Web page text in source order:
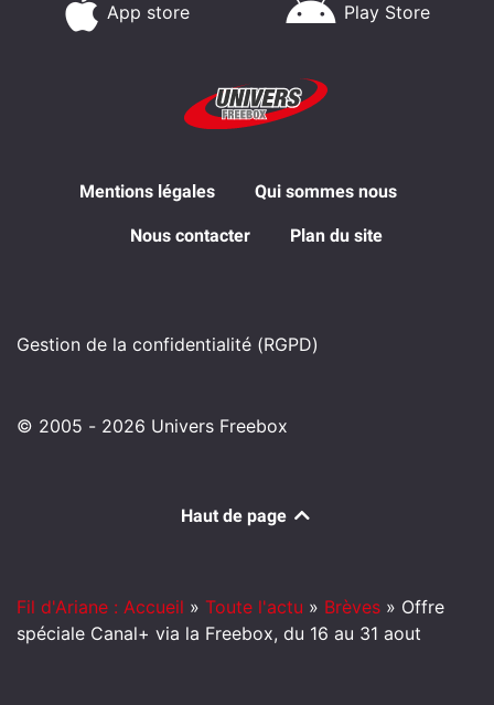
App store Play Store
Mentions légales Qui sommes nous
Nous contacter Plan du site
Gestion de la confidentialité (RGPD)
© 2005 - 2026 Univers Freebox
Haut de page
Fil d'Ariane : Accueil » Toute l'actu » Brèves » Offre
spéciale Canal+ via la Freebox, du 16 au 31 aout